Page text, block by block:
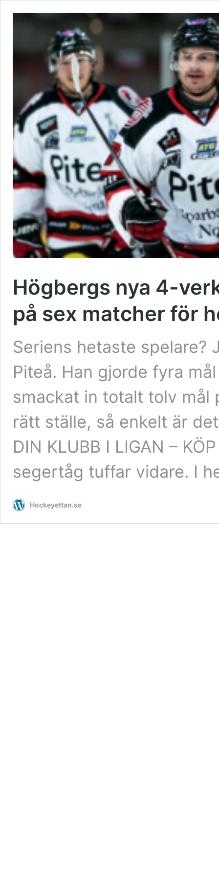
Högbergs nya 4-
på sex matcher för
Seriens hetaste spelare?
Piteå. Han gjorde fyra
smackat in totalt tolv mål
rätt ställe, så enkelt är
DIN KLUBB I LIGAN –
segertåg tuffar vidare. I
Hockeyettan.se